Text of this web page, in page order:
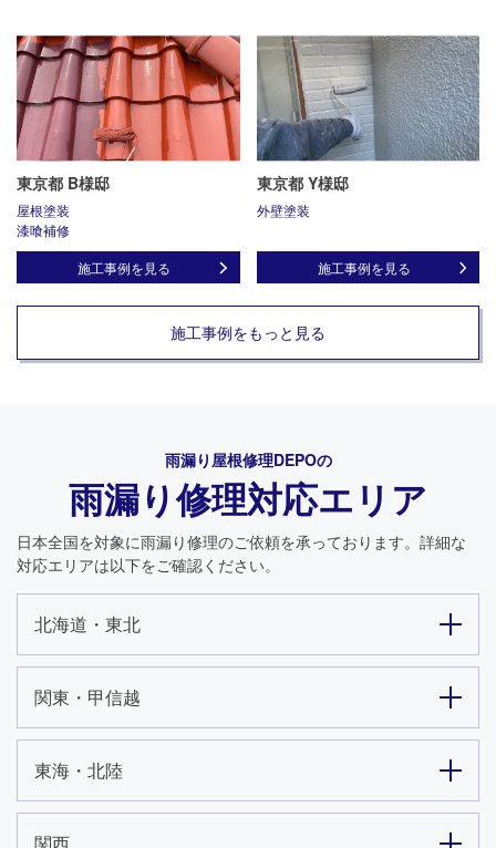
050-1883-0629
東京都 B様邸
屋根塗装
漆喰補修
施工事例を見る
東京都 Y様邸
外壁塗装
施工事例を見る
施工事例をもっと見る
雨漏り屋根修理DEPOの
雨漏り修理対応エリア
日本全国を対象に雨漏り修理のご依頼を承っております。詳細な
対応エリアは以下をご確認ください。
北海道・東北
関東・甲信越
東海・北陸